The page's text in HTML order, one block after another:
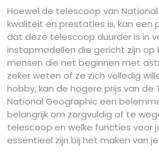
Hoewel de telescoop van
kwaliteit en prestaties is, kan een
dat deze telescoop duurder is in
instapmodellen die gericht zijn op
mensen die net beginnen met
zeker weten of ze zich volledig
hobby, kan de hogere prijs van de
National Geographic een
belangrijk om zorgvuldig af te
telescoop en welke functies voor
essentieel zijn bij het maken van